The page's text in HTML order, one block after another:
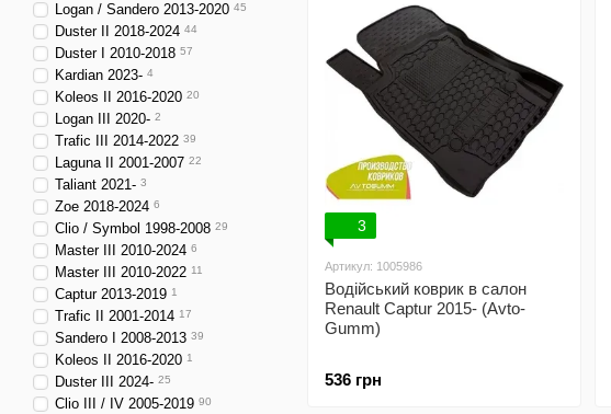
3
Артикул: 1005986
Водійський коврик в салон
Renault Captur 2015- (Avto-
Gumm)
536 грн
Logan / Sandero 2013-2020 45
Duster II 2018-2024 44
Duster I 2010-2018 57
Kardian 2023- 4
Koleos II 2016-2020 20
Logan III 2020- 2
Trafic III 2014-2022 39
Laguna II 2001-2007 22
Taliant 2021- 3
Zoe 2018-2024 6
Clio / Symbol 1998-2008 29
Master III 2010-2024 6
Master III 2010-2022 11
Captur 2013-2019 1
Trafic II 2001-2014 17
Sandero I 2008-2013 39
Koleos ІІ 2016-2020 1
Duster III 2024- 25
Clio III / IV 2005-2019 90